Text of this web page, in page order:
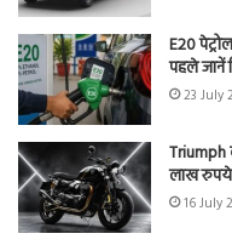
E20
पहले जानें
23 July
Triumph
लाख रुपये
16 July